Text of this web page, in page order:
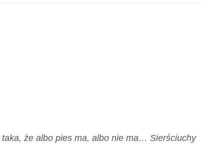
że albo pies ma, albo nie ma… Sierściuchy